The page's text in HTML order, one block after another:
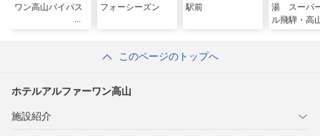
ワン高山バイパス
フォーシーズン
駅前
湯 スーパ
ル飛騨・高
このページのトップへ
ホテルアルファーワン高山
施設紹介